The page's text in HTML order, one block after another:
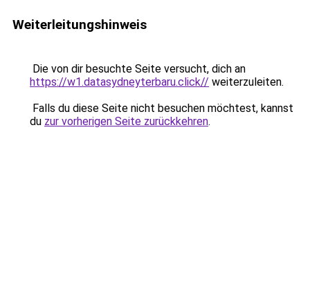
Weiterleitungshinweis
Die von dir besuchte Seite versucht, dich an
https://w1.datasydneyterbaru.click// weiterzuleiten.
Falls du diese Seite nicht besuchen möchtest, kannst
du zur vorherigen Seite zurückkehren.